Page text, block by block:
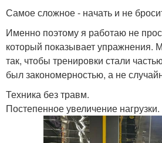
Самое сложное - начать и не
Именно поэтому я работаю не
который показывает упражнения.
так, чтобы тренировки стали
был закономерностью, а не
Техника без травм.
Постепенное увеличение нагрузки.